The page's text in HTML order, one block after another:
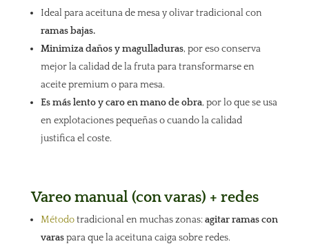
Ideal para aceituna de mesa y olivar tradicional con
ramas bajas.
Minimiza daños y magulladuras, por eso conserva
mejor la calidad de la fruta para transformarse en
aceite premium o para mesa.
Es más lento y caro en mano de obra, por lo que se usa
en explotaciones pequeñas o cuando la calidad
justifica el coste.
Vareo manual (con varas) + redes
Métodotradicional en muchas zonas:agitar ramas con
varaspara que la aceituna caiga sobre redes.